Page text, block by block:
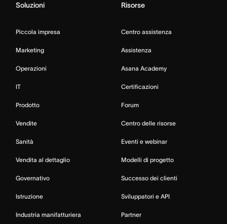
Soluzioni
Piccola impresa
Marketing
Operazioni
IT
Prodotto
Vendite
Sanità
Vendita al dettaglio
Governativo
Istruzione
Industria manifatturiera
Risorse
Centro assistenza
Assistenza
Asana Academy
Certificazioni
Forum
Centro delle risorse
Eventi e webinar
Modelli di progetto
Successo dei clienti
Sviluppatori e API
Partner